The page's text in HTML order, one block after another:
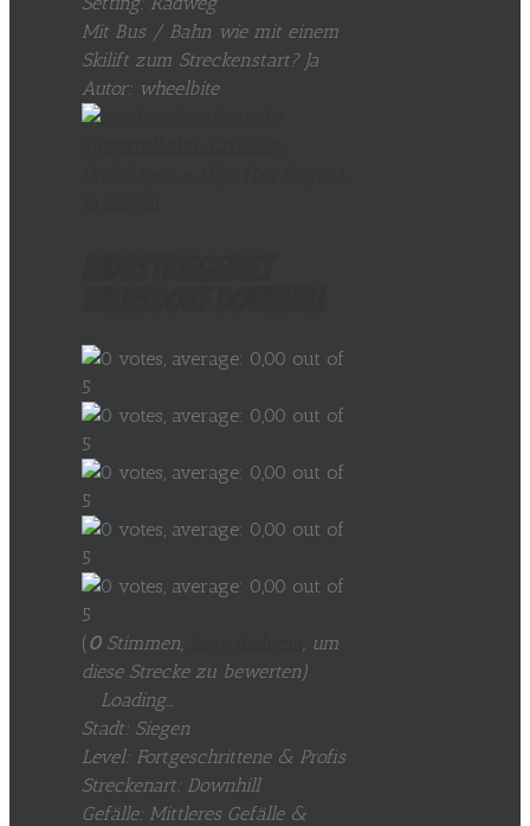
Mit Bus / Bahn wie mit einem
Skilift zum Streckenstart? Ja
Autor: wheelbite
(0Stimmen,
, um
diese Strecke zu bewerten)
Loading...
Stadt: Siegen
Level: Fortgeschrittene & Profis
Streckenart: Downhill
Gefälle: Mittleres Gefälle &